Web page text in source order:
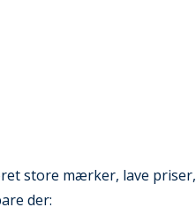
store mærker, lave priser,
der: